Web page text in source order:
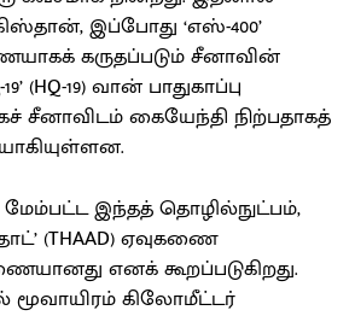
இப்போது ‘எஸ்-400’
கருதப்படும் சீனாவின்
(HQ-19) வான் பாதுகாப்பு
கையேந்தி நிற்பதாகத்
மேம்பட்ட இந்தத் தொழில்நுட்பம்,
(THAAD) ஏவுகணை
எனக் கூறப்படுகிறது.
மூவாயிரம் கிலோமீட்டர்